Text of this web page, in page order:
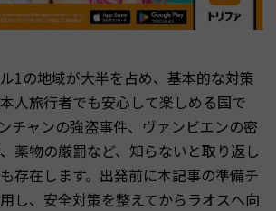
1の地域が大半を占め、基本的な対策
人旅行者でも安心して楽しめる国で
チャンの強盗事件、ヴァンビエンの密
薬物の厳罰など、知らないと取り返し
存在します。出発前に本記事の準備チ
し、安全対策を整えてからラオスへ向